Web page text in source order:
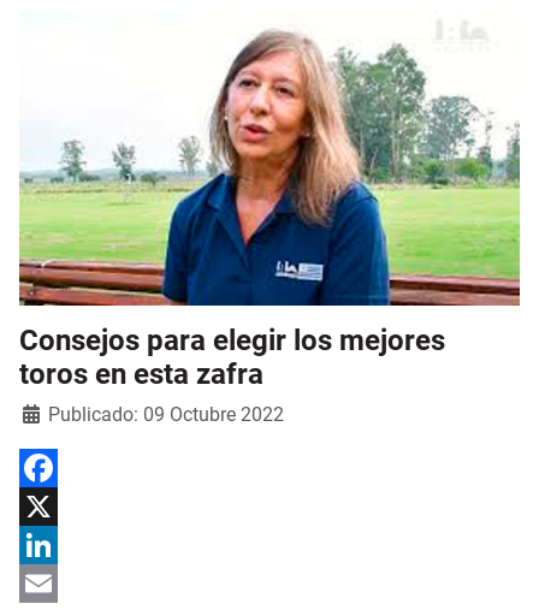
Consejos para elegir los mejores
toros en esta zafra
Detalles
Publicado: 09 Octubre 2022
Facebook
X
LinkedIn